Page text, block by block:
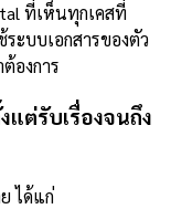
ที่เห็นทุกเคสที่
ะบบเอกสารของตัว
องการ
ต่รับเรื่องจนถึง
ได้แก่